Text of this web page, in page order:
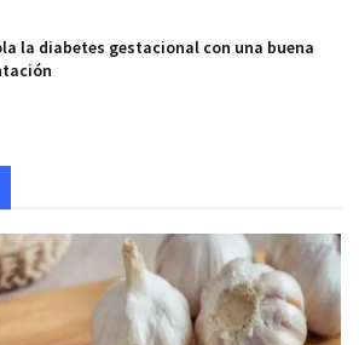
la diabetes gestacional con una buena